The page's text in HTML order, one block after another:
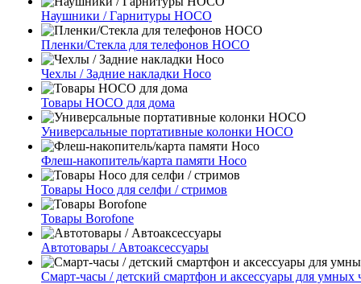
Наушники / Гарнитуры HOCO
Пленки/Стекла для телефонов HOCO
Чехлы / Задние накладки Hoco
Товары HOCO для дома
Универсальные портативные колонки HOCO
Флеш-накопитель/карта памяти Hoco
Товары Hoco для селфи / стримов
Товары Borofone
Автотовары / Автоаксессуары
Смарт-часы / детский смартфон и аксессуары для умных